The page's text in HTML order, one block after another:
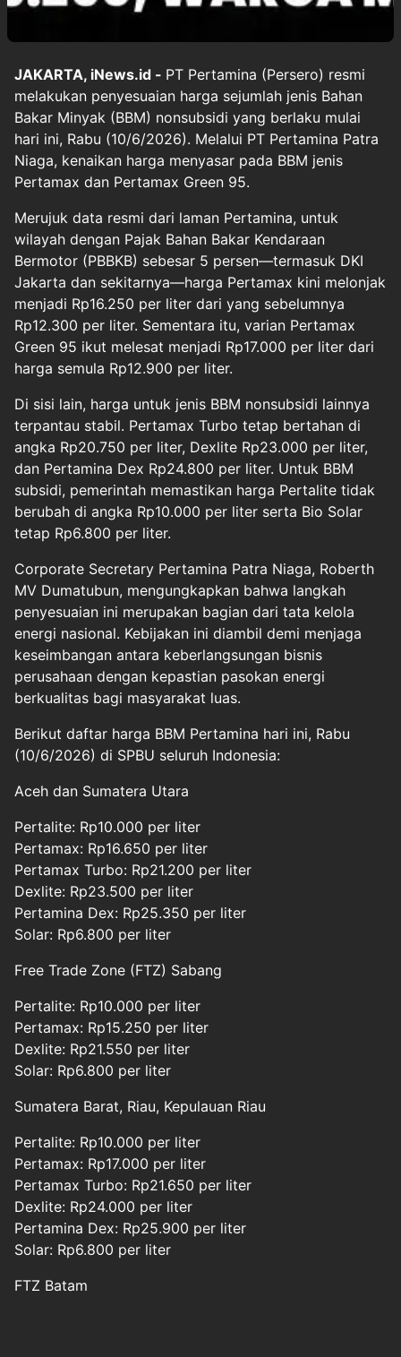
JAKARTA, iNews.id - PT Pertamina (Persero) resmi
melakukan penyesuaian harga sejumlah jenis Bahan
Bakar Minyak (BBM) nonsubsidi yang berlaku mulai
hari ini, Rabu (10/6/2026). Melalui PT Pertamina Patra
Niaga, kenaikan harga menyasar pada BBM jenis
Pertamax dan Pertamax Green 95.
Merujuk data resmi dari laman Pertamina, untuk
wilayah dengan Pajak Bahan Bakar Kendaraan
Bermotor (PBBKB) sebesar 5 persen—termasuk DKI
Jakarta dan sekitarnya—harga Pertamax kini melonjak
menjadi Rp16.250 per liter dari yang sebelumnya
Rp12.300 per liter. Sementara itu, varian Pertamax
Green 95 ikut melesat menjadi Rp17.000 per liter dari
harga semula Rp12.900 per liter.
Di sisi lain, harga untuk jenis BBM nonsubsidi lainnya
terpantau stabil. Pertamax Turbo tetap bertahan di
angka Rp20.750 per liter, Dexlite Rp23.000 per liter,
dan Pertamina Dex Rp24.800 per liter. Untuk BBM
subsidi, pemerintah memastikan harga Pertalite tidak
berubah di angka Rp10.000 per liter serta Bio Solar
tetap Rp6.800 per liter.
Corporate Secretary Pertamina Patra Niaga, Roberth
MV Dumatubun, mengungkapkan bahwa langkah
penyesuaian ini merupakan bagian dari tata kelola
energi nasional. Kebijakan ini diambil demi menjaga
keseimbangan antara keberlangsungan bisnis
perusahaan dengan kepastian pasokan energi
berkualitas bagi masyarakat luas.
Berikut daftar harga BBM Pertamina hari ini, Rabu
(10/6/2026) di SPBU seluruh Indonesia:
Aceh dan Sumatera Utara
Pertalite: Rp10.000 per liter
Pertamax: Rp16.650 per liter
Pertamax Turbo: Rp21.200 per liter
Dexlite: Rp23.500 per liter
Pertamina Dex: Rp25.350 per liter
Solar: Rp6.800 per liter
Free Trade Zone (FTZ) Sabang
Pertalite: Rp10.000 per liter
Pertamax: Rp15.250 per liter
Dexlite: Rp21.550 per liter
Solar: Rp6.800 per liter
Sumatera Barat, Riau, Kepulauan Riau
Pertalite: Rp10.000 per liter
Pertamax: Rp17.000 per liter
Pertamax Turbo: Rp21.650 per liter
Dexlite: Rp24.000 per liter
Pertamina Dex: Rp25.900 per liter
Solar: Rp6.800 per liter
FTZ Batam